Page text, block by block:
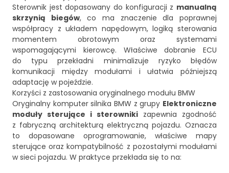
Sterownik jest dopasowany do konfiguracji z manualną
skrzynią biegów, co ma znaczenie dla poprawnej
współpracy z układem napędowym, logiką sterowania
momentem obrotowym oraz systemami
wspomagającymi kierowcę. Właściwe dobranie ECU
do typu przekładni minimalizuje ryzyko błędów
komunikacji między modułami i ułatwia późniejszą
adaptację w pojeździe.
Korzyści z zastosowania oryginalnego modułu BMW
Oryginalny komputer silnika BMW z grupy Elektroniczne
moduły sterujące i sterowniki zapewnia zgodność
z fabryczną architekturą elektryczną pojazdu. Oznacza
to dopasowane oprogramowanie, właściwe mapy
sterujące oraz kompatybilność z pozostałymi modułami
w sieci pojazdu. W praktyce przekłada się to na: